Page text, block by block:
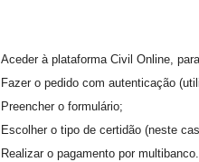
Aceder à plataforma Civil Online,
Fazer o pedido com autenticação
Preencher o formulário;
Escolher o tipo de certidão (neste
Realizar o pagamento por multibanco.